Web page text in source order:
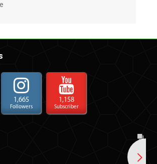
1,665
Followers
1,158
Subscriber